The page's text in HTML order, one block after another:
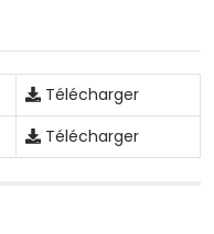
Télécharger
Télécharger